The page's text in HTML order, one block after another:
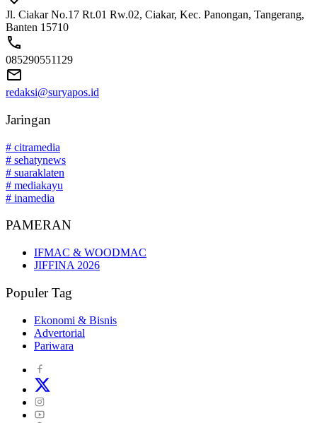
Jl. Ciakar No.17 Rt.01 Rw.02, Ciakar, Kec. Panongan, Tangerang,
Banten 15710
085290551129
redaksi@suryapos.id
Jaringan
# citramedia
# sehatynews
# suaraklaten
# mediakayu
# inamedia
PAMERAN
IFMAC & WOODMAC
JIFFINA 2026
Populer Tag
Ekonomi & Bisnis
Advertorial
Pariwara